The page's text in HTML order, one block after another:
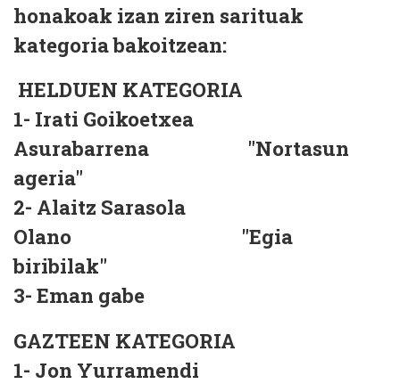
honakoak izan ziren sarituak
kategoria bakoitzean:
HELDUEN KATEGORIA
1- Irati Goikoetxea
Asurabarrena "Nortasun
ageria"
2- Alaitz Sarasola
Olano "Egia
biribilak"
3- Eman gabe
GAZTEEN KATEGORIA
1- Jon Yurramendi